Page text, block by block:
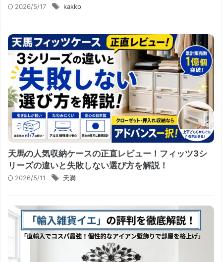
2026/5/17 kakko
天馬の人気収納ケースの正直レビュー！フィッツ3シ
リーズの違いと失敗しない選び方を解説！
2026/5/11 天満